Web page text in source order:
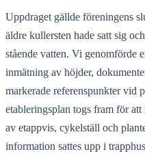
Uppdraget gällde föreningens
äldre kullersten hade satt sig
stående vatten. Vi genomförde
inmätning av höjder,
markerade referenspunkter vid
etableringsplan togs fram för
av etappvis, cykelställ och
information sattes upp i